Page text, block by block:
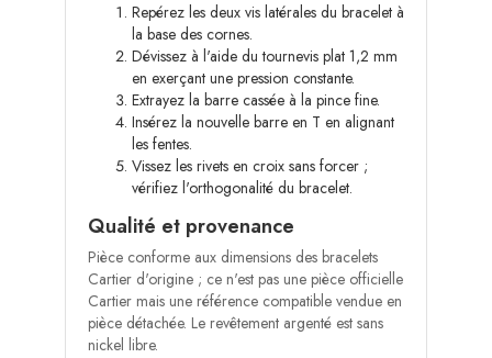
Repérez les deux vis latérales du bracelet à
la base des cornes.
Dévissez à l'aide du tournevis plat 1,2 mm
en exerçant une pression constante.
Extrayez la barre cassée à la pince fine.
Insérez la nouvelle barre en T en alignant
les fentes.
Vissez les rivets en croix sans forcer ;
vérifiez l'orthogonalité du bracelet.
Qualité et provenance
Pièce conforme aux dimensions des bracelets
Cartier d'origine ; ce n'est pas une pièce officielle
Cartier mais une référence compatible vendue en
pièce détachée. Le revêtement argenté est sans
nickel libre.